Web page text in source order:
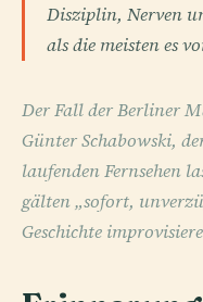
Disziplin, Nerven
als die meisten es
Der Fall der Berliner
Günter Schabowski,
laufenden Fernsehen
gälten „sofort,
Geschichte